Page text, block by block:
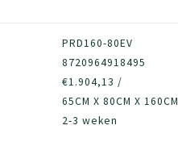
PRD160-80EV
8720964918495
€1.904,13 /
65CM X 80CM X 160CM
2-3 weken